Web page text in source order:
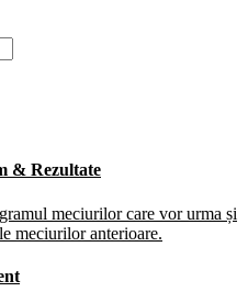
& Rezultate
meciurilor care vor urma și
meciurilor anterioare.